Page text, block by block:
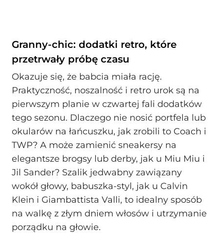
Granny-chic: dodatki retro, które
przetrwały próbę czasu
Okazuje się, że babcia miała rację.
Praktyczność, noszalność i retro urok są na
pierwszym planie w czwartej fali dodatków
tego sezonu. Dlaczego nie nosić portfela lub
okularów na łańcuszku, jak zrobili to Coach i
TWP? A może zamienić sneakersy na
elegantsze brogsy lub derby, jak u Miu Miu i
Jil Sander? Szalik jedwabny zawiązany
wokół głowy, babuszka-styl, jak u Calvin
Klein i Giambattista Valli, to idealny sposób
na walkę z złym dniem włosów i utrzymanie
porządku na głowie.